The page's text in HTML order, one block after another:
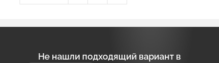
Не нашли подходящий вариант в